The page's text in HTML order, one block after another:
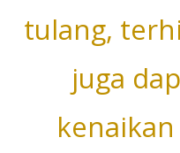
tulang,
juga